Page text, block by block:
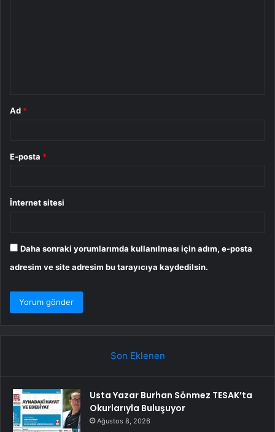
Ad *
E-posta *
İnternet sitesi
Daha sonraki yorumlarımda kullanılması için adım, e-posta
adresim ve site adresim bu tarayıcıya kaydedilsin.
Son Eklenen
Usta Yazar Burhan Sönmez TESAK’ta
Okurlarıyla Buluşuyor
Ağustos 8, 2026